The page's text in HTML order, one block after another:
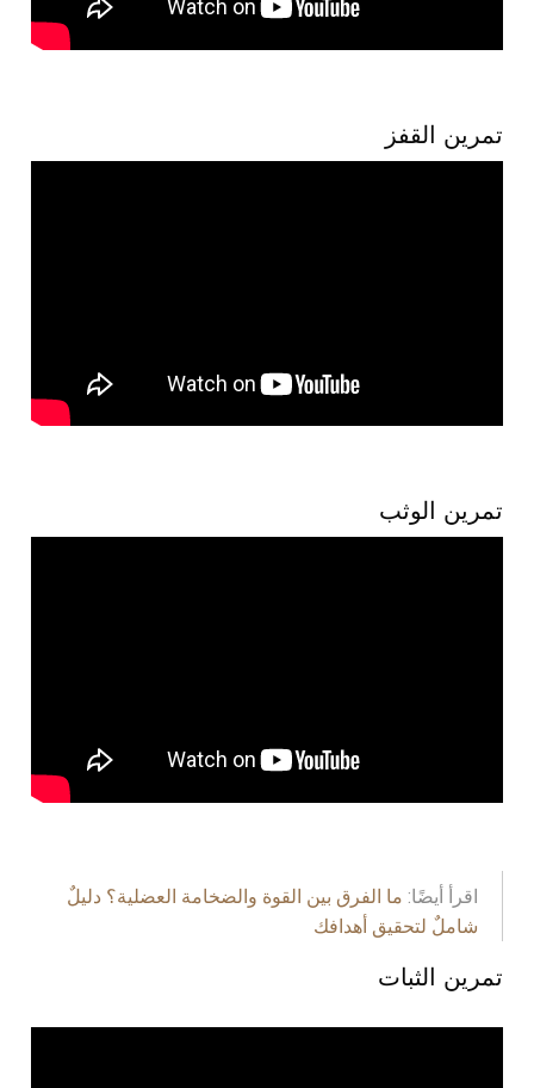
تمرين القفز
تمرين الوثب
اقرأ أيضًا: ما الفرق بين القوة والضخامة العضلية؟ دليلٌ
شاملٌ لتحقيق أهدافك
تمرين الثبات